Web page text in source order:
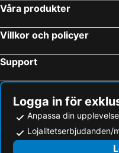
Våra produkter
Villkor och policyer
Support
Logga in för
Anpassa din upplevelse
Lojalitetserbjudanden/